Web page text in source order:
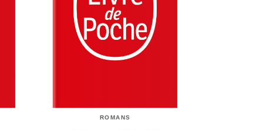
ROMANS